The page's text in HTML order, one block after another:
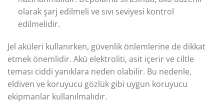
olarak şarj edilmeli ve sıvı seviyesi kontrol
edilmelidir.
Jel aküleri kullanırken, güvenlik önlemlerine de dikkat
etmek önemlidir. Akü elektroliti, asit içerir ve ciltle
teması ciddi yanıklara neden olabilir. Bu nedenle,
eldiven ve koruyucu gözlük gibi uygun koruyucu
ekipmanlar kullanılmalıdır.